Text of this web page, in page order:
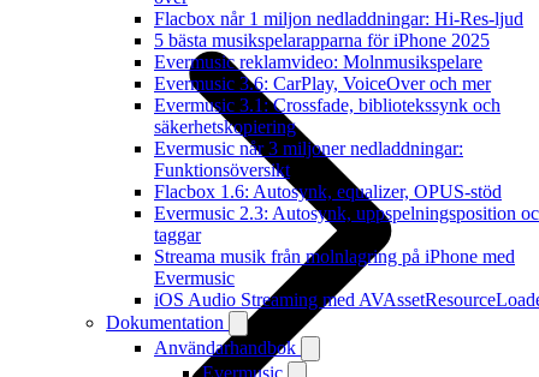
Flacbox når 1 miljon nedladdningar: Hi-Res-ljud
5 bästa musikspelarapparna för iPhone 2025
Evermusic reklamvideo: Molnmusikspelare
Evermusic 3.6: CarPlay, VoiceOver och mer
Evermusic 3.1: Crossfade, bibliotekssynk och
säkerhetskopiering
Evermusic når 3 miljoner nedladdningar:
Funktionsöversikt
Flacbox 1.6: Autosynk, equalizer, OPUS-stöd
Evermusic 2.3: Autosynk, uppspelningsposition
taggar
Streama musik från molnlagring på iPhone med
Evermusic
iOS Audio Streaming med
Dokumentation
Användarhandbok
Evermusic